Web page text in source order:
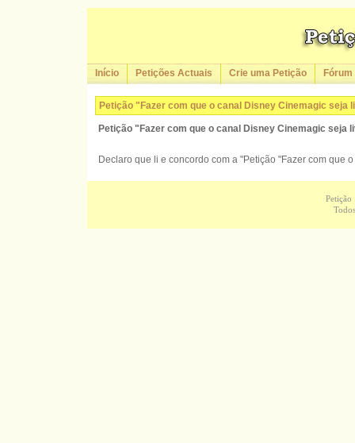
Início Petições Actuais Crie uma Petição Fórum
Petição "Fazer com que o canal Disney Cinemagic seja
Petição "Fazer com que o canal Disney Cinemagic seja
Declaro que li e concordo com a "Petição "Fazer com que
Petição